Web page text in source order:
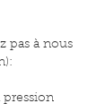
pas à nous
pression